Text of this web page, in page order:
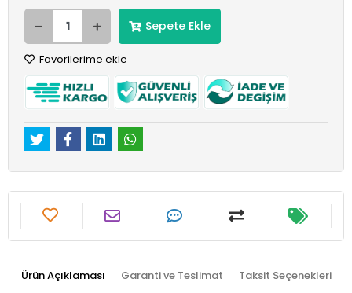
Sepete Ekle
Favorilerime ekle
Ürün Açıklaması Garanti ve Teslimat Taksit Seçenekleri